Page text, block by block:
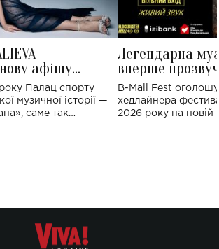
афішу
в Палаці
Палац спорту
музичної історії —
саме так
Легендарна
вперше
Україні: де
B-Mall Fest
хедлайнера
2026 року на новій